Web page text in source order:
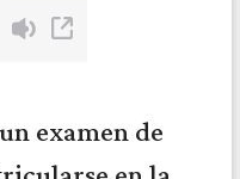
examen de